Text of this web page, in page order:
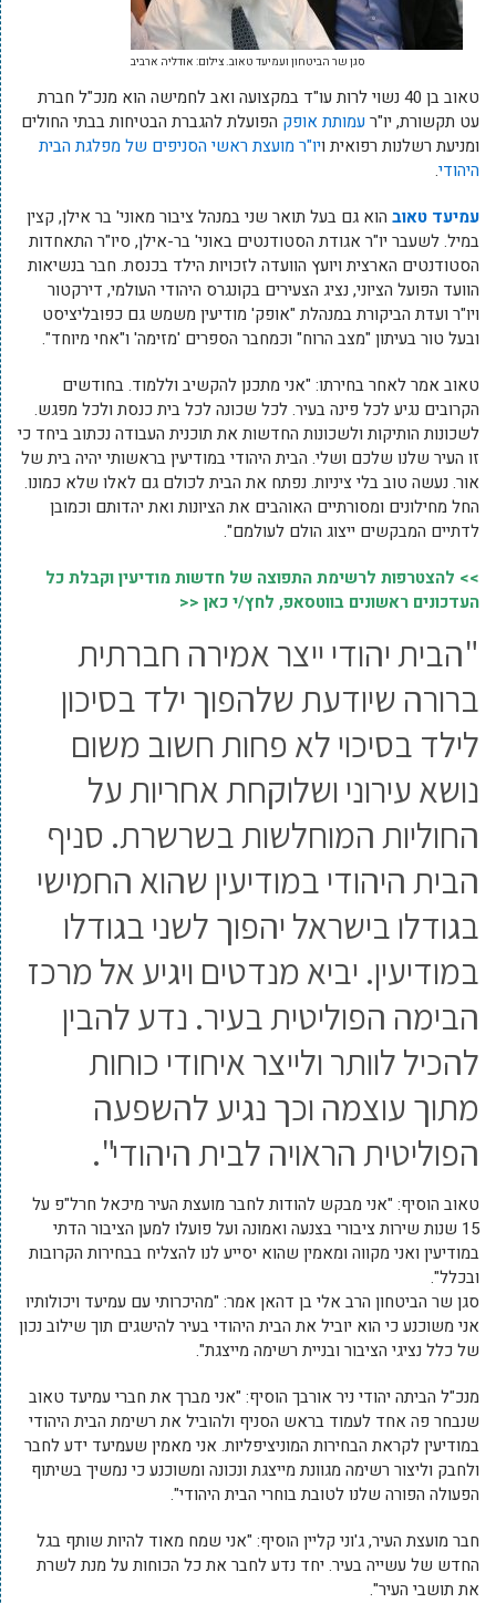
סגן שר הביטחון ועמיעד טאוב. צילום: אודליה ארביב
טאוב בן 40 נשוי לרות עו"ד במקצועה ואב לחמישה הוא מנכ"ל חברת
עט תקשורת, יו"רעמותת אופק הפועלת להגברת הבטיחות בבתי החולים
ומניעת רשלנות רפואית ויו"ר מועצת ראשי הסניפים של מפלגת הבית
היהודי.
עמיעד טאוב הוא גם בעל תואר שני במנהל ציבור מאוני' בר אילן, קצין
במיל. לשעבר יו"ר אגודת הסטודנטים באוני' בר-אילן, סיו"ר התאחדות
הסטודנטים הארצית ויועץ הוועדה לזכויות הילד בכנסת. חבר בנשיאות
הוועד הפועל הציוני, נציג הצעירים בקונגרס היהודי העולמי, דירקטור
ויו"ר ועדת הביקורת במנהלת "אופק' מודיעין משמש גם כפובליציסט
ובעל טור בעיתון "מצב הרוח" וכמחבר הספרים 'מזימה' ו"אחי מיוחד".
טאוב אמר לאחר בחירתו: "אני מתכנן להקשיב וללמוד. בחודשים
הקרובים נגיע לכל פינה בעיר. לכל שכונה לכל בית כנסת ולכל מפגש.
לשכונות הותיקות ולשכונות החדשות את תוכנית העבודה נכתוב ביחד כי
זו העיר שלנו שלכם ושלי. הבית היהודי במודיעין בראשותי יהיה בית של
אור. נעשה טוב בלי ציניות. נפתח את הבית לכולם גם לאלו שלא כמונו.
החל מחילונים ומסורתיים האוהבים את הציונות ואת יהדותם וכמובן
לדתיים המבקשים ייצוג הולם לעולמם".
>> להצטרפות לרשימת התפוצה של חדשות מודיעין וקבלת כל
העדכונים ראשונים בווטסאפ, לחץ/י כאן <<
"הבית יהודי ייצר אמירה חברתית
ברורה שיודעת שלהפוך ילד בסיכון
לילד בסיכוי לא פחות חשוב משום
נושא עירוני ושלוקחת אחריות על
החוליות המוחלשות בשרשרת. סניף
הבית היהודי במודיעין שהוא החמישי
בגודלו בישראל יהפוך לשני בגודלו
במודיעין. יביא מנדטים ויגיע אל מרכז
הבימה הפוליטית בעיר. נדע להבין
להכיל לוותר ולייצר איחודי כוחות
מתוך עוצמה וכך נגיע להשפעה
הפוליטית הראויה לבית היהודי".
טאוב הוסיף: "אני מבקש להודות לחבר מועצת העיר מיכאל חרל"פ על
15 שנות שירות ציבורי בצנעה ואמונה ועל פועלו למען הציבור הדתי
במודיעין ואני מקווה ומאמין שהוא יסייע לנו להצליח בבחירות הקרובות
ובכלל".
סגן שר הביטחון הרב אלי בן דהאן אמר: "מהיכרותי עם עמיעד ויכולותיו
אני משוכנע כי הוא יוביל את הבית היהודי בעיר להישגים תוך שילוב נכון
של כלל נציגי הציבור ובניית רשימה מייצגת".
מנכ"ל הביתה יהודי ניר אורבך הוסיף: "אני מברך את חברי עמיעד טאוב
שנבחר פה אחד לעמוד בראש הסניף ולהוביל את רשימת הבית היהודי
במודיעין לקראת הבחירות המוניציפליות. אני מאמין שעמיעד ידע לחבר
ולחבק וליצור רשימה מגוונת מייצגת ונכונה ומשוכנע כי נמשיך בשיתוף
הפעולה הפורה שלנו לטובת בוחרי הבית היהודי".
חבר מועצת העיר, ג'וני קליין הוסיף: "אני שמח מאוד להיות שותף בגל
החדש של עשייה בעיר. יחד נדע לחבר את כל הכוחות על מנת לשרת
את תושבי העיר".